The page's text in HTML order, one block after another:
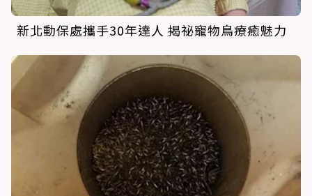
新北動保處攜手30年達人 揭祕寵物鳥療癒魅力